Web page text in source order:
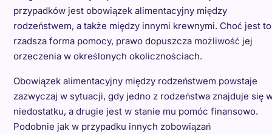
przypadków jest obowiązek alimentacyjny między
rodzeństwem, a także między innymi krewnymi. Choć jest to
rzadsza forma pomocy, prawo dopuszcza możliwość jej
orzeczenia w określonych okolicznościach.
Obowiązek alimentacyjny między rodzeństwem powstaje
zazwyczaj w sytuacji, gdy jedno z rodzeństwa znajduje się
niedostatku, a drugie jest w stanie mu pomóc finansowo.
Podobnie jak w przypadku innych zobowiązań